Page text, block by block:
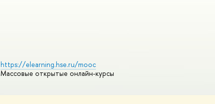
https://elearning.hse.ru/mooc
Массовые открытые онлайн-курсы